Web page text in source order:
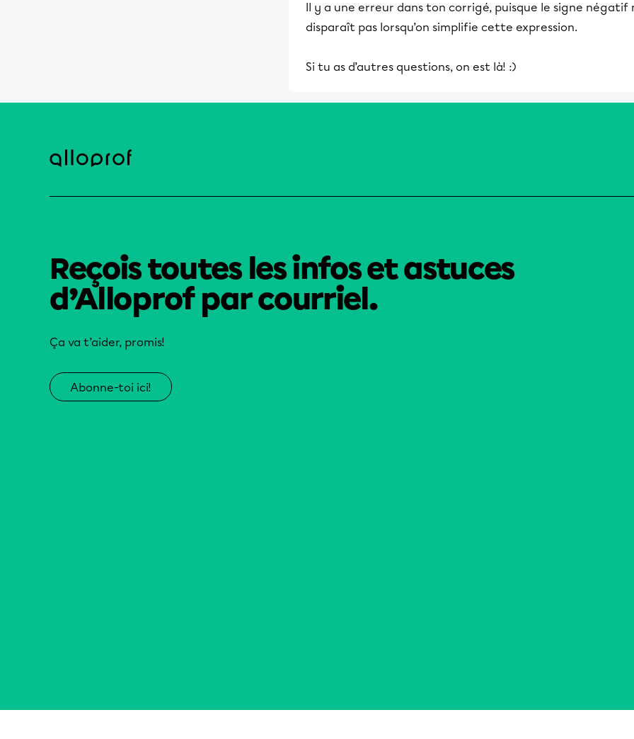
Il y a une erreur dans ton corrigé, puisque le signe négatif
disparaît pas lorsqu’on simplifie cette expression.
Si tu as d’autres questions, on est là! :)
Reçois toutes les infos et astuces
d’Alloprof par courriel.
Ça va t’aider, promis!
Abonne-toi ici!